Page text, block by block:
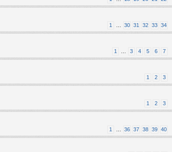
1 … 30 31 32 33 34
1 … 3 4 5 6 7
1 2 3
1 2 3
1 … 36 37 38 39 40